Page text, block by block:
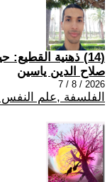
(14) ذهنية القطيع: حين يتحكم الجمع في قراراتنا
صلاح الدين ياسين
2026 / 8 / 7
الفلسفة ,علم النفس